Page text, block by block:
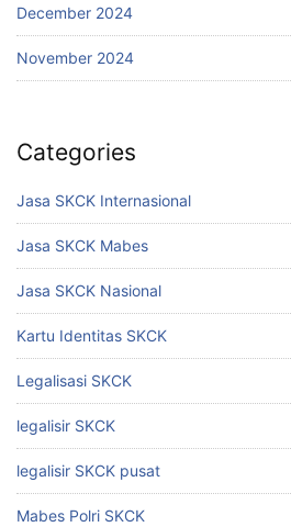
December 2024
November 2024
Categories
Jasa SKCK Internasional
Jasa SKCK Mabes
Jasa SKCK Nasional
Kartu Identitas SKCK
Legalisasi SKCK
legalisir SKCK
legalisir SKCK pusat
Mabes Polri SKCK